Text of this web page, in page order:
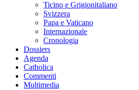
Ticino e Grigionitaliano
Svizzera
Papa e Vaticano
Internazionale
Cronologia
Dossiers
Agenda
Catholica
Commenti
Multimedia